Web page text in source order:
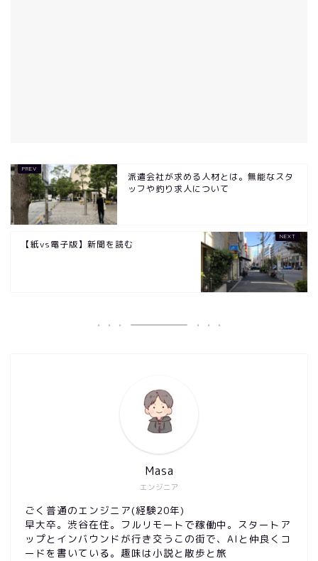
派遣会社が求める人材とは。無能なスタ
ッフや釣り求人について
【紙vs電子版】新聞を読む
エンジニア
Masa
ごく普通のエンジニア(経験20年)
早大卒。渋谷在住。フルリモートで稼働中。スタートア
ップとインバウンドが行き交うこの街で、AIと仲良くコ
ードを書いている。趣味は小説と散歩と旅